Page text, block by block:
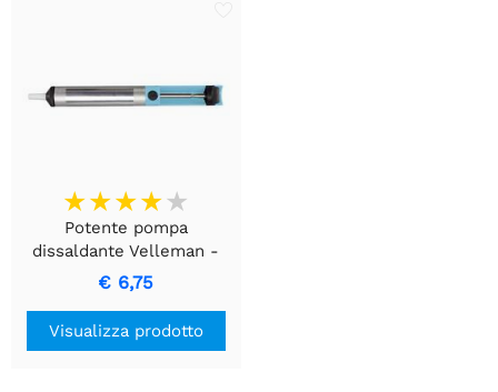
Potente pompa
dissaldante Velleman -
VTD7 - Alluminio
€ 6,75
Visualizza prodotto